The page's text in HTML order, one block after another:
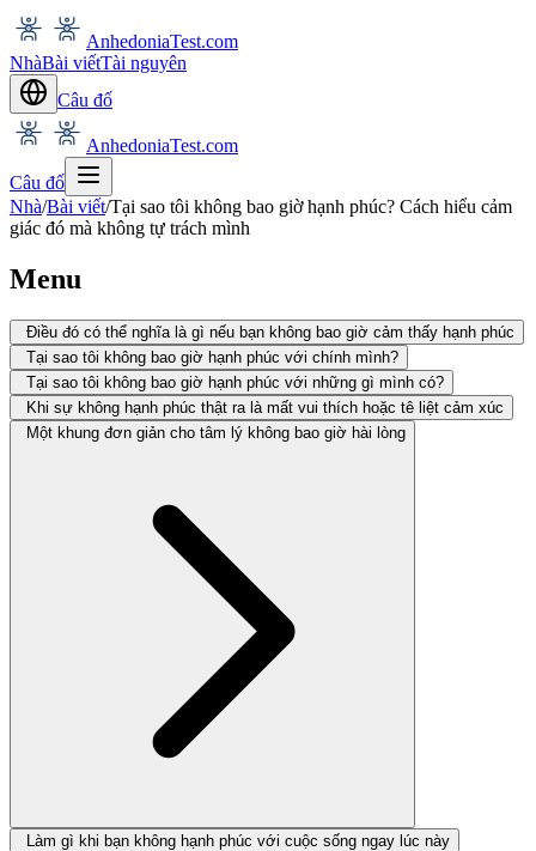
AnhedoniaTest.com
NhàBài viếtTài nguyên
Câu đố
AnhedoniaTest.com
Câu đố
Nhà/Bài viết/Tại sao tôi không bao giờ hạnh phúc? Cách hiểu cảm
giác đó mà không tự trách mình
Menu
Điều đó có thể nghĩa là gì nếu bạn không bao giờ cảm thấy hạnh phúc
Tại sao tôi không bao giờ hạnh phúc với chính mình?
Tại sao tôi không bao giờ hạnh phúc với những gì mình có?
Khi sự không hạnh phúc thật ra là mất vui thích hoặc tê liệt cảm xúc
Một khung đơn giản cho tâm lý không bao giờ hài lòng
Làm gì khi bạn không hạnh phúc với cuộc sống ngay lúc này